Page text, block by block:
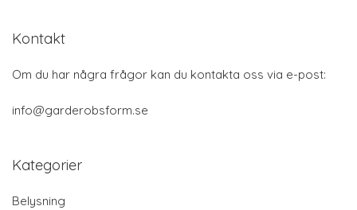
Kontakt
Om du har några frågor kan du kontakta oss via e-post:
info@garderobsform.se
Kategorier
Belysning